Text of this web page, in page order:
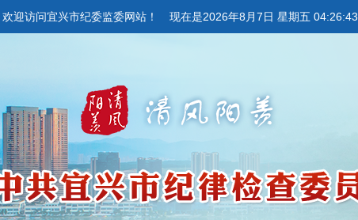
欢迎访问宜兴市纪委监委网站！ 现在是2026年8月7日 星期五 04:26:44